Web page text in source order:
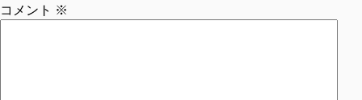
コメント ※